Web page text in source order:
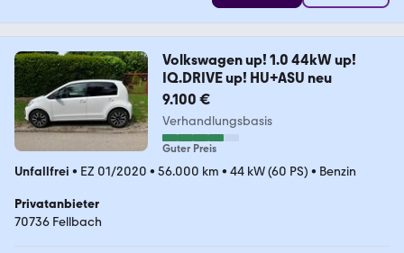
Volkswagen up! 1.0 44kW up!
IQ.DRIVE up! HU+ASU neu
9.100 €
Verhandlungsbasis
Guter Preis
Unfallfrei • EZ 01/2020 • 56.000 km • 44 kW (60 PS) • Benzin
Privatanbieter
70736 Fellbach